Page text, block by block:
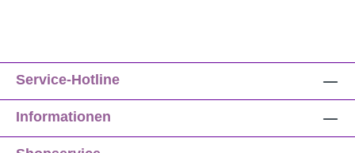
Service-Hotline
Informationen